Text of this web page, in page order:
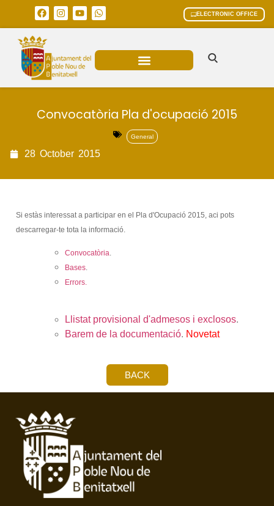
ELECTRONIC OFFICE
Convocatòria Pla d'ocupació 2015
General
28 October 2015
Si estàs interessat a participar en el Pla d'Ocupació 2015, aci pots
descarregar-te tota la informació.
Convocatòria.
Bases.
Errors.
Llistat provisional d'admesos i exclosos.
Barem de la documentació. Novetat
BACK